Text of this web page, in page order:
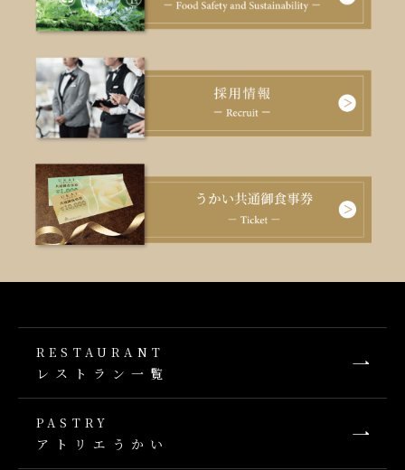
RESTAURANT
レストラン一覧
PASTRY
アトリエうかい